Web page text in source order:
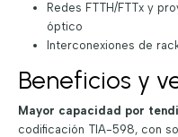
Redes FTTH/FTTx y
óptico
Interconexiones de
Beneficios y
Mayor capacidad por
codificación TIA-598, con